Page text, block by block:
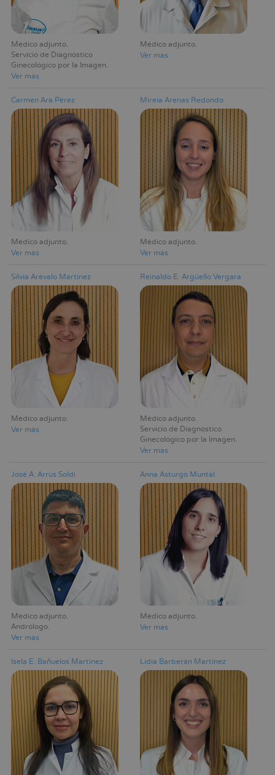
Médico adjunto
Servicio de Diagnóstico
Ginecológico por la Imagen
Ver más
Médico adjunto
Ver más
Carmen Ara Pérez
Médico adjunto
Ver más
Mireia Arenas Redondo
Médico adjunto
Ver más
Silvia Arevalo Martinez
Médico adjunto
Ver más
Reinaldo E. Argüello Vergara
Médico adjunto
Servicio de Diagnóstico
Ginecológico por la Imagen
Ver más
José A. Arrús Soldi
Médico adjunto
Andrólogo
Ver más
Anna Asturgó Muntal
Médico adjunto
Ver más
Isela E. Bañuelos Martinez Lidia Barberán Martínez